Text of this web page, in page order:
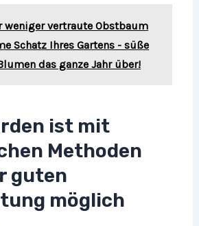
weniger vertraute Obstbaum
Schatz Ihres Gartens - süße
das ganze Jahr über!
ist mit
Methoden
guten
möglich